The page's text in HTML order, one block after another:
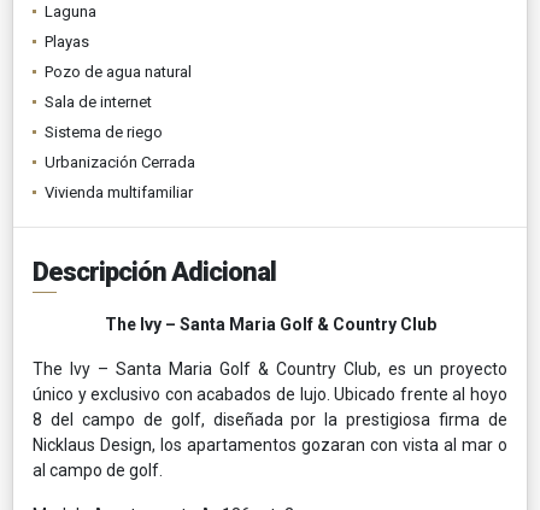
Laguna
Playas
Pozo de agua natural
Sala de internet
Sistema de riego
Urbanización Cerrada
Vivienda multifamiliar
Descripción Adicional
The Ivy – Santa Maria Golf & Country Club
The Ivy – Santa Maria Golf & Country Club, es un proyecto
único y exclusivo con acabados de lujo. Ubicado frente al hoyo
8 del campo de golf, diseñada por la prestigiosa firma de
Nicklaus Design, los apartamentos gozaran con vista al mar o
al campo de golf.